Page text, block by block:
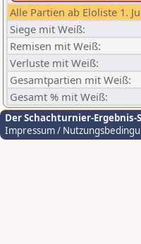
Alle Partien ab Eloliste 1.
Siege mit Weiß:
Remisen mit Weiß:
Verluste mit Weiß:
Gesamtpartien mit Weiß:
Gesamt % mit Weiß:
Der Schachturnier-Ergebnis-
Impressum /